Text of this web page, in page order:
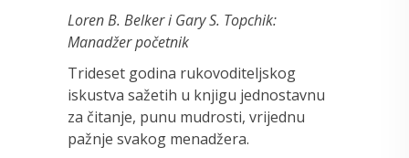
Loren B. Belker i Gary S. Topchik:
Manadžer početnik
Trideset godina rukovoditeljskog
iskustva sažetih u knjigu jednostavnu
za čitanje, punu mudrosti, vrijednu
pažnje svakog menadžera.